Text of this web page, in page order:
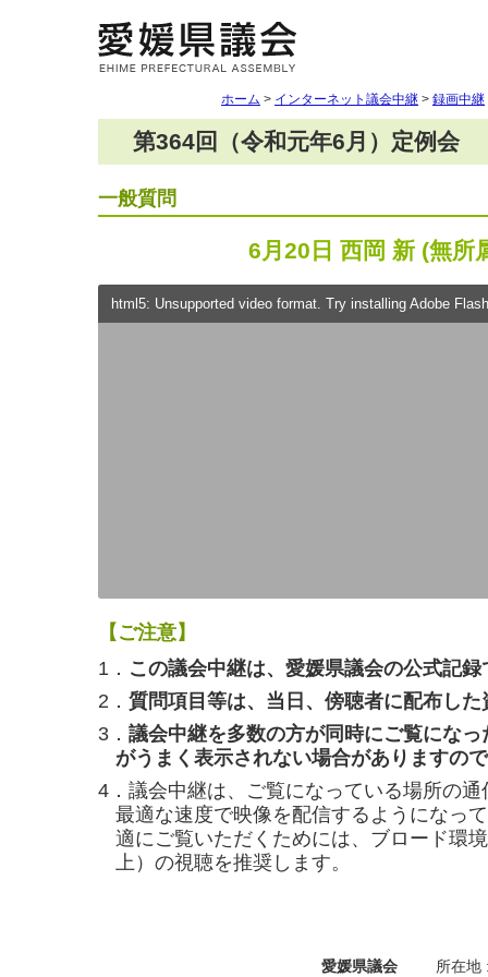
ホーム > インターネット議会中継 > 録画中継
第364回（令和元年6月）定例会
一般質問
6月20日 西岡 新 (無所
html5: Unsupported video format. Try installing Adobe
【ご注意】
1． この議会中継は、愛媛県議会の公式記
2． 質問項目等は、当日、傍聴者に配布した
3． 議会中継を多数の方が同時にご覧にな
がうまく表示されない場合がありますの
4．議会中継は、ご覧になっている場所の
最適な速度で映像を配信するようになっ
適にご覧いただくためには、ブロード環
上）の視聴を推奨します。
愛媛県議会
所在地